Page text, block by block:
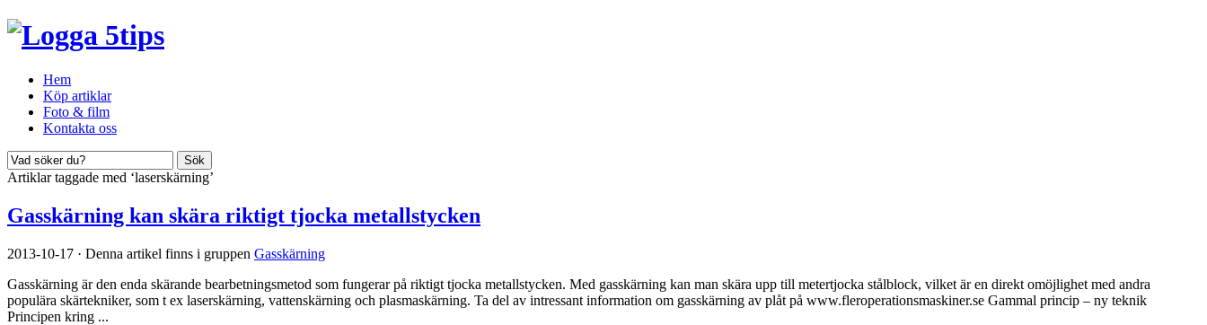
Hem
Köp artiklar
Foto & film
Kontakta oss
Artiklar taggade med ‘laserskärning’
Gasskärning kan skära riktigt tjocka metallstycken
2013-10-17 · Denna artikel finns i gruppen Gasskärning
Gasskärning är den enda skärande bearbetningsmetod som fungerar på riktigt tjocka metallstycken. Med gasskärning kan man skära upp till metertjocka stålblock, vilket är en direkt omöjlighet med andra
populära skärtekniker, som t ex laserskärning, vattenskärning och plasmaskärning. Ta del av intressant information om gasskärning av plåt på www.fleroperationsmaskiner.se Gammal princip – ny teknik
Principen kring ...